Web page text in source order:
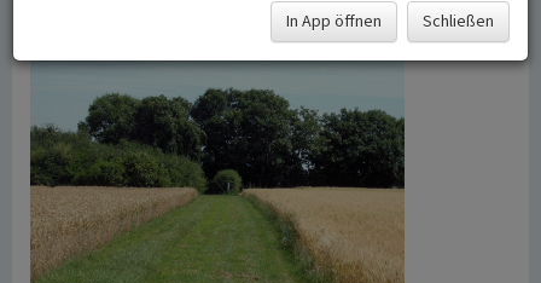
Kulturlandschaftspflege
In App öffnen Schließen